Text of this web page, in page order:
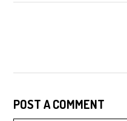
POST A COMMENT